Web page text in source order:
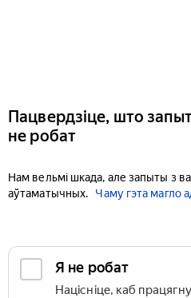
Пацвердзіце, што
не робат
Нам вельмі шкада, але запыты з
аўтаматычных.
Чаму гэта магло
Я не робат
Націсніце, каб